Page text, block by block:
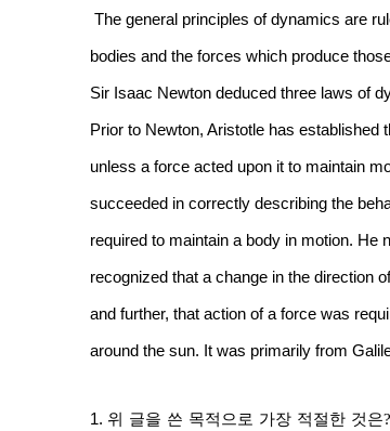
The general principles of dynamics are
bodies and the forces which produce
Sir Isaac Newton deduced three laws of
Prior to Newton, Aristotle has established
unless a force acted upon it to maintain
succeeded in correctly describing the
required to maintain a body in motion. He
recognized that a change in the direction
and further, that action of a force was
around the sun. It was primarily from
1. 위 글을 쓴 목적으로 가장 적절한 것은?